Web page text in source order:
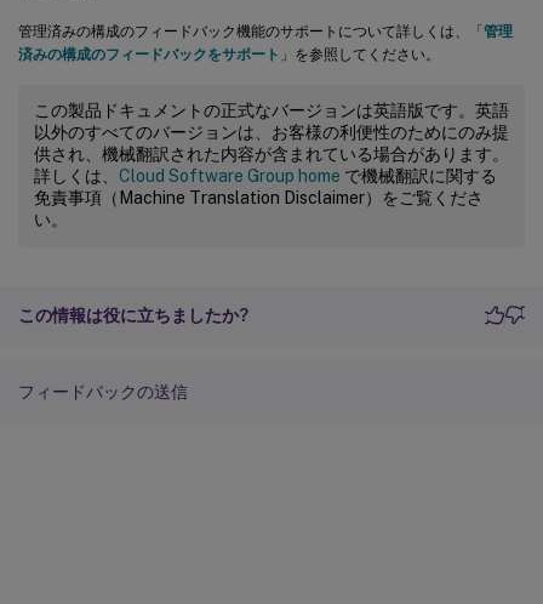
]
管理済みの構成のフィードバック機能のサポートについて詳しくは、「管理
済みの構成のフィードバックをサポート 」を参照してください。
この製品ドキュメントの正式なバージョンは英語版です。英語
以外のすべてのバージョンは、お客様の利便性のためにのみ提
供され、機械翻訳された内容が含まれている場合があります。
詳しくは、 Cloud Software Group home で機械翻訳に関する
免責事項（Machine Translation Disclaimer）をご覧くださ
い。
この情報は役に立ちましたか?
フィードバックの送信